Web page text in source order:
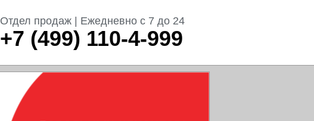
Отдел продаж | Ежедневно с 7 до 24
+7 (499) 110-4-999